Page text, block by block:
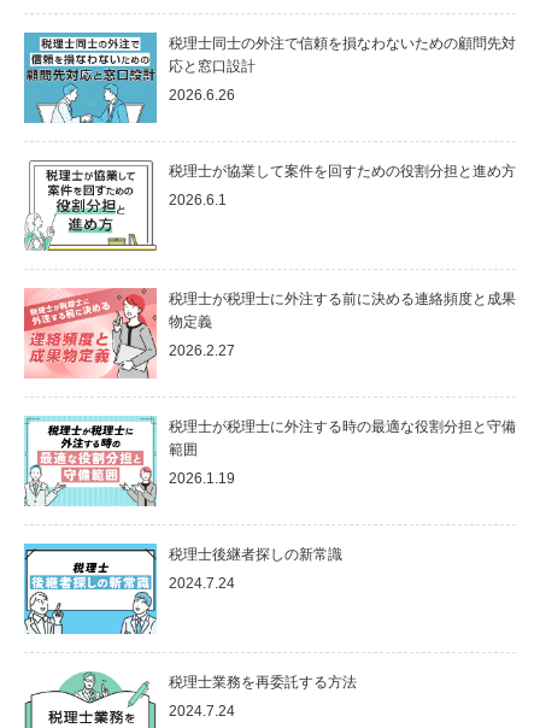
税理士同士の外注で信頼を損なわないための顧問先対
応と窓口設計
2026.6.26
税理士が協業して案件を回すための役割分担と進め方
2026.6.1
税理士が税理士に外注する前に決める連絡頻度と成果
物定義
2026.2.27
税理士が税理士に外注する時の最適な役割分担と守備
範囲
2026.1.19
税理士後継者探しの新常識
2024.7.24
税理士業務を再委託する方法
2024.7.24